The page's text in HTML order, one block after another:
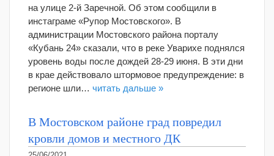
на улице 2-й Заречной. Об этом сообщили в
инстаграме «Рупор Мостовского». В
администрации Мостовского района порталу
«Кубань 24» сказали, что в реке Уварихе поднялся
уровень воды после дождей 28-29 июня. В эти дни
в крае действовало штормовое предупреждение: в
регионе шли… читать дальше »
В Мостовском районе град повредил
кровли домов и местного ДК